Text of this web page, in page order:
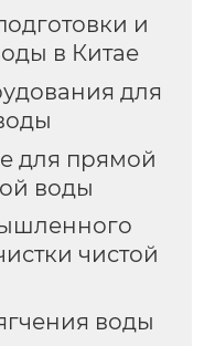
и
в Китае
для
для прямой
воды
чистой
воды